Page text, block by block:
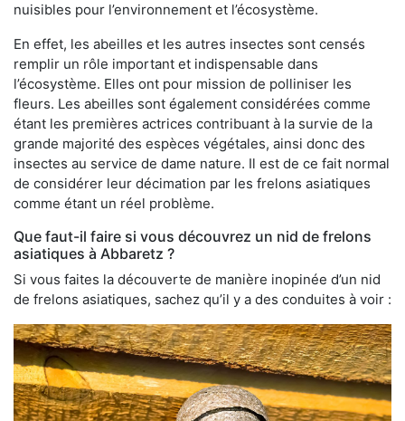
nuisibles pour l’environnement et l’écosystème.
En effet, les abeilles et les autres insectes sont censés
remplir un rôle important et indispensable dans
l’écosystème. Elles ont pour mission de polliniser les
fleurs. Les abeilles sont également considérées comme
étant les premières actrices contribuant à la survie de la
grande majorité des espèces végétales, ainsi donc des
insectes au service de dame nature. Il est de ce fait normal
de considérer leur décimation par les frelons asiatiques
comme étant un réel problème.
Que faut-il faire si vous découvrez un nid de frelons
asiatiques à Abbaretz ?
Si vous faites la découverte de manière inopinée d’un nid
de frelons asiatiques, sachez qu’il y a des conduites à voir :